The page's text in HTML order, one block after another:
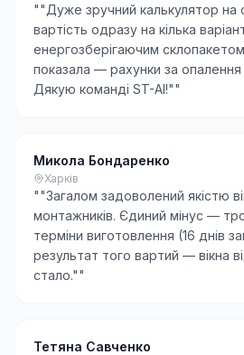
""Дуже зручний калькулятор на
вартість одразу на кілька
енергозберігаючим
показала — рахунки за
Дякую команді ST-AI!""
Микола Бондаренко
Харків
""Загалом задоволений якістю
монтажників. Єдиний мінус —
терміни виготовлення (16 днів
результат того вартий — вікна
стало.""
Тетяна Савченко